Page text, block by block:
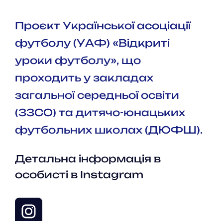
Проєкт Української асоціації
футболу (УАФ) «Відкриті
уроки футболу», що
проходить у закладах
загальної середньої освіти
(ЗЗСО) та дитячо-юнацьких
футбольних школах (ДЮФШ).
Детальна інформація в
особисті в Instagram